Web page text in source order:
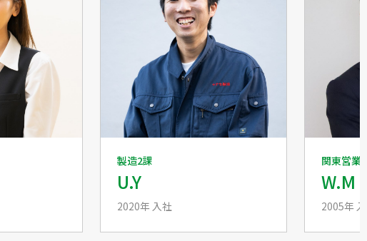
製造2課
U.Y
2020年 入社
関東営業
W.M
2005年